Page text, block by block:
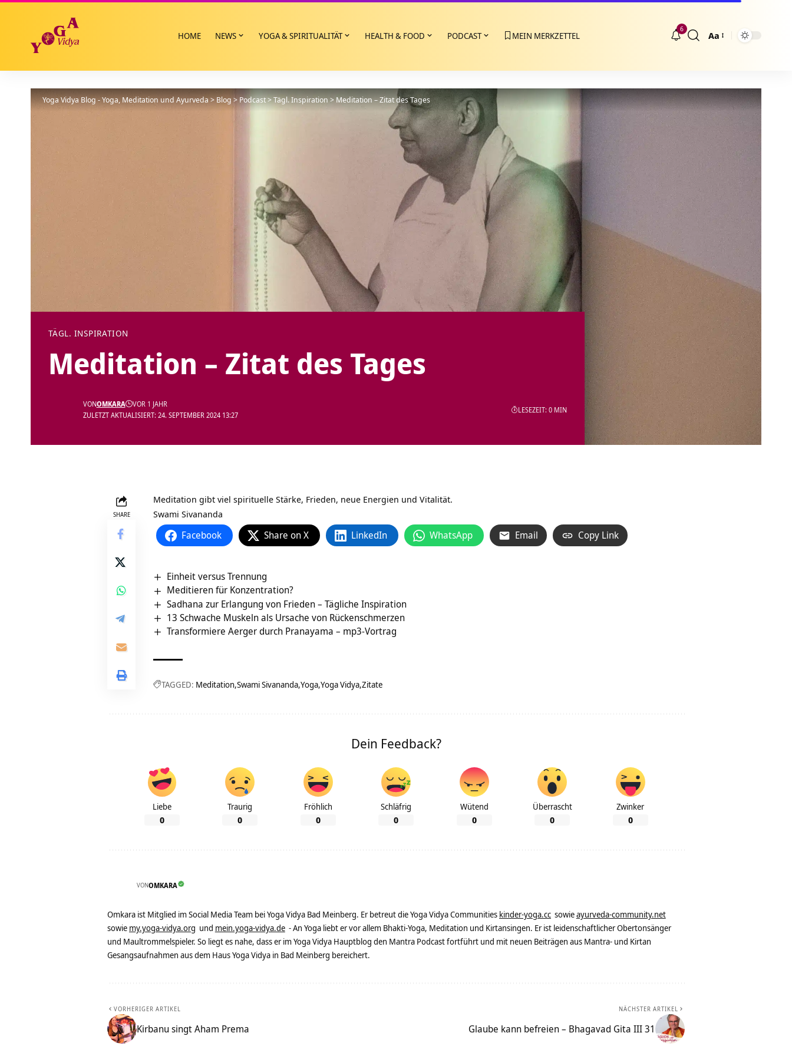
HOME NEWS YOGA & SPIRITUALITÄT HEALTH & FOOD PODCAST MEIN MERKZETTEL
6
Größenänderung
Aa
Yoga Vidya Blog - Yoga, Meditation und Ayurveda>Blog>Podcast>Tägl. Inspiration>Meditation – Zitat des Tages
TÄGL. INSPIRATION
Meditation – Zitat des Tages
ZULETZT AKTUALISIERT: 24. SEPTEMBER 2024 13:27
VONOMKARA VOR 1 JAHR
LESEZEIT: 0 MIN
SHARE
Meditation gibt viel spirituelle Stärke, Frieden, neue Energien und Vitalität.
Swami Sivananda
Facebook Share on X LinkedIn WhatsApp Email Copy Link
Einheit versus Trennung
Meditieren für Konzentration?
Sadhana zur Erlangung von Frieden – Tägliche Inspiration
13 Schwache Muskeln als Ursache von Rückenschmerzen
Transformiere Aerger durch Pranayama – mp3-Vortrag
TAGGED: Meditation Swami Sivananda Yoga Yoga Vidya Zitate
Dein Feedback?
Liebe
0
Traurig
0
Fröhlich
0
Schläfrig
0
Wütend
0
Überrascht
0
Zwinker
0
VONOMKARA
Omkara ist Mitglied im Social Media Team bei Yoga Vidya Bad Meinberg. Er betreut die Yoga Vidya Communities kinder-yoga.cc sowieayurveda-community.net
sowie my.yoga-vidya.org und mein.yoga-vidya.de - An Yoga liebt er vor allem Bhakti-Yoga, Meditation und Kirtansingen. Er ist leidenschaftlicher Obertonsänger
und Maultrommelspieler. So liegt es nahe, dass er im Yoga Vidya Hauptblog den Mantra Podcast fortführt und mit neuen Beiträgen aus Mantra- und Kirtan
Gesangsaufnahmen aus dem Haus Yoga Vidya in Bad Meinberg bereichert.
VORHERIGER ARTIKEL
Kirbanu singt Aham Prema
NÄCHSTER ARTIKEL
Glaube kann befreien – Bhagavad Gita III 31